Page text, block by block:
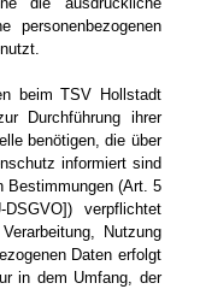
personenbezogenen
beim TSV Hollstadt
Durchführung ihrer
benötigen, die über
informiert sind
Bestimmungen (Art. 5
DSGVO]) verpflichtet
Nutzung
Daten erfolgt
in dem Umfang, der